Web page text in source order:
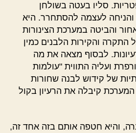
. סליו בעטה בשולחן
לעצמה להסתחרר. היא
והביטה במערכת הצינורות
התקרה והקירות הלבנים כמין
לבסוף מצאה את מה
ועליה התווית "עולמות
של קידוש לבנה שחורות
המערכת קיבלה את הרעיון בקול
והיא חטפה אותם בזה אחד זה,